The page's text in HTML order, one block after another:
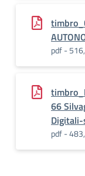
pdf -
66
pdf -